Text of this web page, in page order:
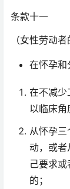
条款十一
（女性劳动
在怀孕和
在不减少
以临床角
从怀孕
动，或者
己要求
的；